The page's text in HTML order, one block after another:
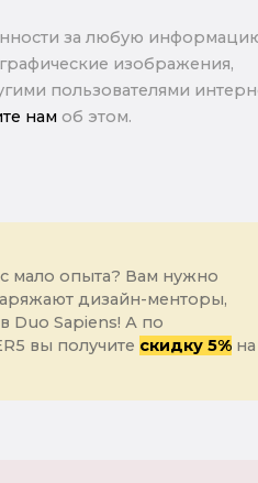
за любую
изображения,
пользователями
нам об этом.
мало опыта? Вам нужно
дизайн-менторы,
Duo Sapiens! А по
вы получите скидку 5%на